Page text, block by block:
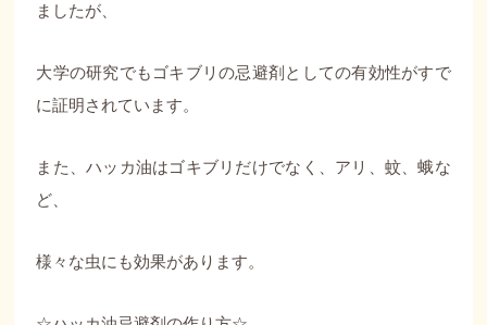
ましたが、
大学の研究でもゴキブリの忌避剤としての有効性がすで
に証明されています。
また、ハッカ油はゴキブリだけでなく、アリ、蚊、蛾な
ど、
様々な虫にも効果があります。